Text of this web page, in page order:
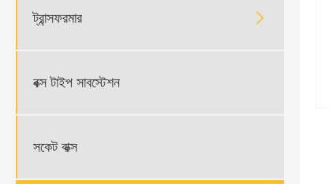
ট্রান্সফরমার 
বক্স টাইপ সাবস্টেশন
সকেট বাক্স